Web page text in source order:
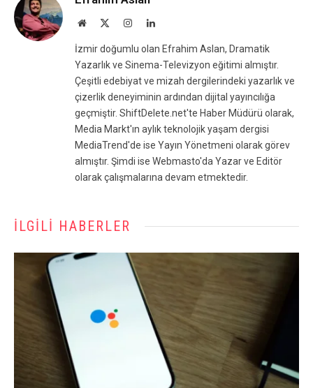
Website InstagramLinkedIn
İzmir doğumlu olan Efrahim Aslan, Dramatik
Yazarlık ve Sinema-Televizyon eğitimi almıştır.
Çeşitli edebiyat ve mizah dergilerindeki yazarlık ve
çizerlik deneyiminin ardından dijital yayıncılığa
geçmiştir. ShiftDelete.net'te Haber Müdürü olarak,
Media Markt'ın aylık teknolojik yaşam dergisi
MediaTrend'de ise Yayın Yönetmeni olarak görev
almıştır. Şimdi ise Webmasto'da Yazar ve Editör
olarak çalışmalarına devam etmektedir.
İLGILI HABERLER